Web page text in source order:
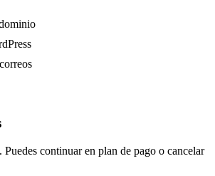
continuar en plan de pago o cancelar